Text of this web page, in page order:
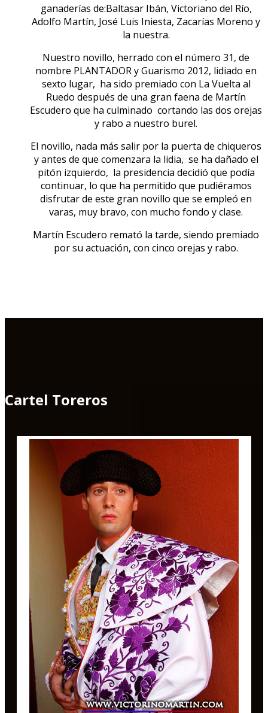
ganaderías de:Baltasar Ibán, Victoriano del Río,
Adolfo Martín, José Luis Iniesta, Zacarías Moreno y
la nuestra.
Nuestro novillo, herrado con el número 31, de
nombre PLANTADOR y Guarismo 2012, lidiado en
sexto lugar, ha sido premiado con La Vuelta al
Ruedo después de una gran faena de Martín
Escudero que ha culminado cortando las dos orejas
y rabo a nuestro burel.
El novillo, nada más salir por la puerta de chiqueros
y antes de que comenzara la lidia, se ha dañado el
pitón izquierdo, la presidencia decidió que podía
continuar, lo que ha permitido que pudiéramos
disfrutar de este gran novillo que se empleó en
varas, muy bravo, con mucho fondo y clase.
Martín Escudero remató la tarde, siendo premiado
por su actuación, con cinco orejas y rabo.
Cartel Toreros